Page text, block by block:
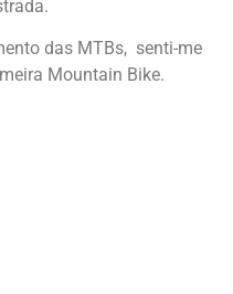
das MTBs, senti-me
Mountain Bike.